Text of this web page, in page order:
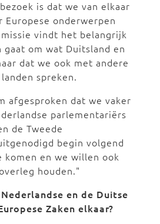
is dat we van elkaar
Europese onderwerpen
vindt het belangrijk
om wat Duitsland en
dat we ook met andere
spreken.
afgesproken dat we vaker
parlementariërs
de Tweede
begin volgend
komen en we willen ook
houden."
en de Duitse
Zaken elkaar?